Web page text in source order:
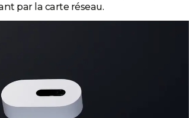
par la carte réseau.